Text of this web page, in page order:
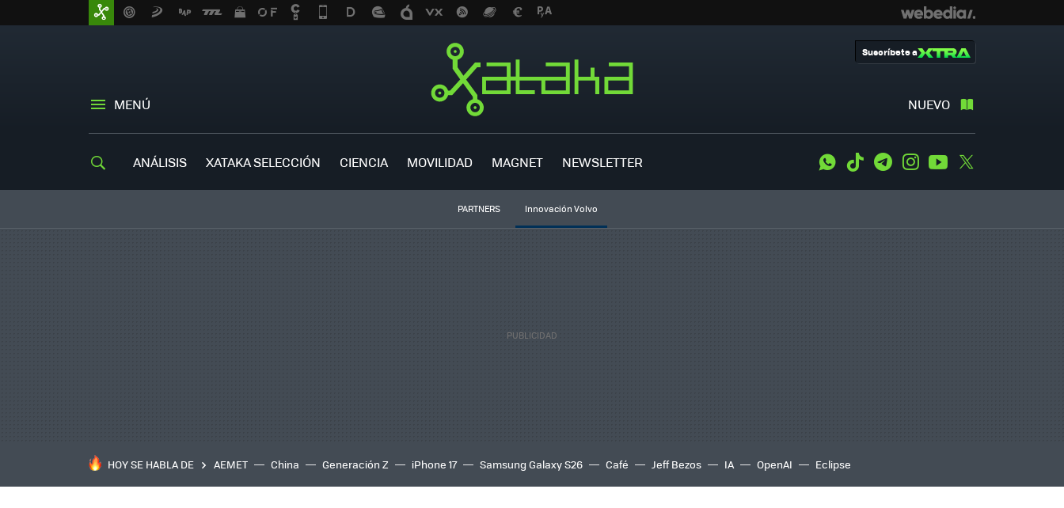
MENÚ NUEVO
Suscríbete a
ANÁLISIS XATAKA SELECCIÓN CIENCIA MOVILIDAD MAGNET NEWSLETTER WhatsApp
Tiktok TelegramInstagramYoutube
PARTNERS Innovación Volvo
HOY SE HABLA DE AEMET China Generación Z iPhone 17 Samsung Galaxy S26 Café Jeff Bezos IA OpenAI Eclipse